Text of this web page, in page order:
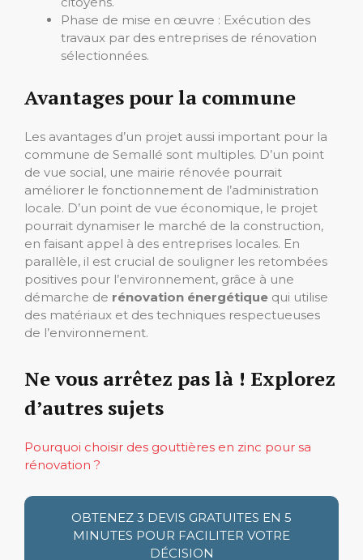
Phase de mise en œuvre : Exécution des
travaux par des entreprises de rénovation
sélectionnées.
Avantages pour la commune
Les avantages d’un projet aussi important pour la
commune de Semallé sont multiples. D’un point
de vue social, une mairie rénovée pourrait
améliorer le fonctionnement de l’administration
locale. D’un point de vue économique, le projet
pourrait dynamiser le marché de la construction,
en faisant appel à des entreprises locales. En
parallèle, il est crucial de souligner les retombées
positives pour l’environnement, grâce à une
démarche de rénovation énergétique qui utilise
des matériaux et des techniques respectueuses
de l’environnement.
Ne vous arrêtez pas là ! Explorez
d’autres sujets
Pourquoi choisir des gouttières en zinc pour sa
rénovation ?
OBTENEZ 3 DEVIS GRATUITES EN 5
MINUTES POUR FACILITER VOTRE
DÉCISION